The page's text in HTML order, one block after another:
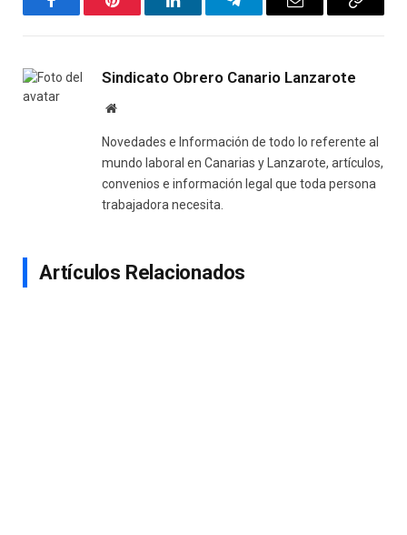
FacebookPinterest LinkedInTelegramEmail
Copy
Sindicato Obrero Canario Lanzarote
Website
Novedades e Información de todo lo referente al
mundo laboral en Canarias y Lanzarote, artículos,
convenios e información legal que toda persona
trabajadora necesita.
Artículos Relacionados